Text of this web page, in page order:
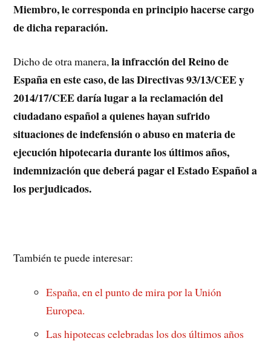
Miembro, le corresponda en principio hacerse cargo
de dicha reparación.
Dicho de otra manera,la infracción del Reino de
España en este caso, de las Directivas 93/13/CEE y
2014/17/CEE daría lugar a la reclamación del
ciudadano español a quienes hayan sufrido
situaciones de indefensión o abuso en materia de
ejecución hipotecaria durante los últimos años,
indemnización que deberá pagar el Estado Español a
los perjudicados.
También te puede interesar:
España, en el punto de mira por la Unión
Europea.
Las hipotecas celebradas los dos últimos años